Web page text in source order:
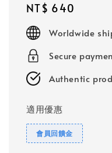
Regular
price
NT$ 640
Worldwide
Secure
Authentic
適用優惠
會員回饋金